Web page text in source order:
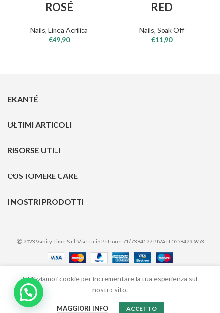
ROSÉ
Nails, Linea Acrilica
€49,90
RED
Nails, Soak Off
€11,90
EKANTÉ
ULTIMI ARTICOLI
RISORSE UTILI
CUSTOMERE CARE
I NOSTRI PRODOTTI
2023 Vanity Time S.r.l. Via Lucio Petrone 71/73 84127 P.IVA IT05584290653
Utilizziamo i cookie per incrementare la tua esperienza sul
nostro sito.
MAGGIORI INFO ACCETTO
BLACK
€ 11,90